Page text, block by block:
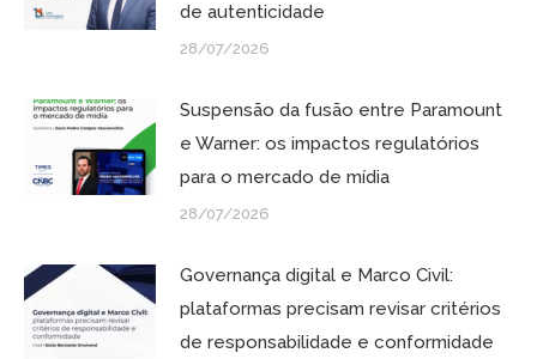
de autenticidade
28/07/2026
Suspensão da fusão entre Paramount
e Warner: os impactos regulatórios
para o mercado de mídia
28/07/2026
Governança digital e Marco Civil:
plataformas precisam revisar critérios
de responsabilidade e conformidade